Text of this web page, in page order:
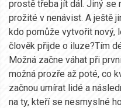
prostě třeba jít dál. Jiný se
prožité v nenávist. A ještě
kdo pomůže vytvořit nový,
člověk přijde o iluze?Tím
Možná začne váhat při
možná prozře až poté, co
začnou umírat lidé a
na ty, kteří se nesmyslné